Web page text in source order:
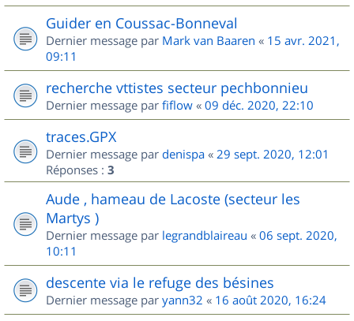
Guider en Coussac-Bonneval
Dernier message par Mark van Baaren « 15 avr. 2021,
09:11
recherche vttistes secteur pechbonnieu
Dernier message par fiflow « 09 déc. 2020, 22:10
traces.GPX
Dernier message par denispa « 29 sept. 2020, 12:01
Réponses : 3
Aude , hameau de Lacoste (secteur les
Martys )
Dernier message par legrandblaireau « 06 sept. 2020,
10:11
descente via le refuge des bésines
Dernier message par yann32 « 16 août 2020, 16:24